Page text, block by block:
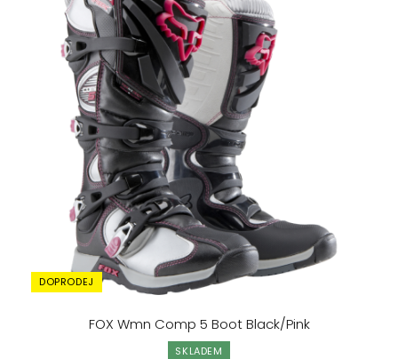
FOX Wmn Comp 5 Boot Black/Pink
SKLADEM
DOPRODEJ